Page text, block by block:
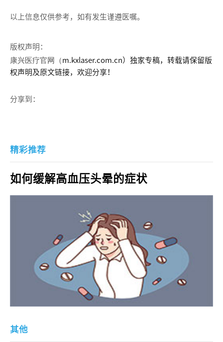
以上信息仅供参考，如有发生谨遵医嘱。
版权声明：
康兴医疗官网（ m.kxlaser.com.cn）独家专稿，转载请保留版
权声明及原文链接，欢迎分享！
分享到：
精彩推荐
如何缓解高血压头晕的症状
其他